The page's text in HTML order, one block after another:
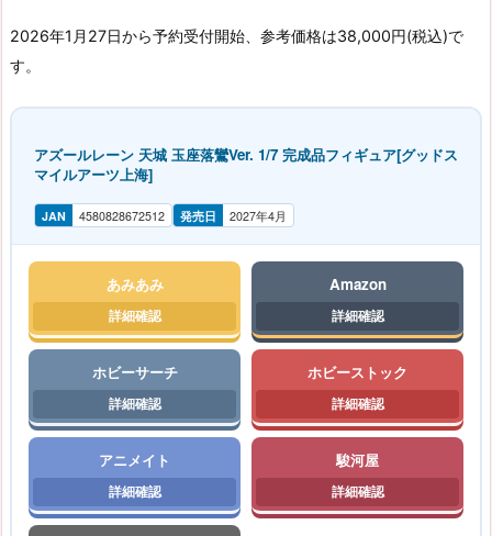
2026年1月27日から予約受付開始、参考価格は38,000円(税込)で
す。
アズールレーン 天城 玉座落鸞Ver. 1/7 完成品フィギュア[グッドス
マイルアーツ上海]
JAN 4580828672512 発売日 2027年4月
あみあみ Amazon
ホビーサーチ ホビーストック
アニメイト 駿河屋